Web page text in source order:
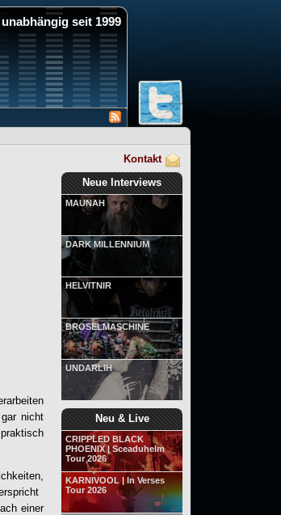
seit 1999
Kontakt
Neue Interviews
MAUNAH
DARK MILLENNIUM
HELVITNIR
BRÖSELMASCHINE
UNDARLIH
Neu & Live
CRIPPLED BLACK
PHOENIX | Sceaduhelm
Tour 2026
KARNIVOOL | In Verses
Tour 2026
nicht
einer